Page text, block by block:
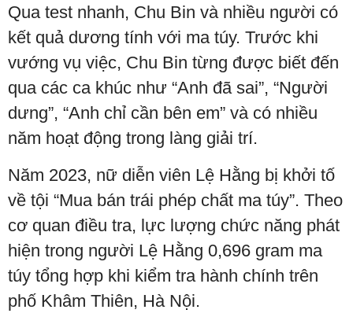
Qua test nhanh, Chu Bin và nhiều người có
kết quả dương tính với ma túy. Trước khi
vướng vụ việc, Chu Bin từng được biết đến
qua các ca khúc như “Anh đã sai”, “Người
dưng”, “Anh chỉ cần bên em” và có nhiều
năm hoạt động trong làng giải trí.
Năm 2023, nữ diễn viên Lệ Hằng bị khởi tố
về tội “Mua bán trái phép chất ma túy”. Theo
cơ quan điều tra, lực lượng chức năng phát
hiện trong người Lệ Hằng 0,696 gram ma
túy tổng hợp khi kiểm tra hành chính trên
phố Khâm Thiên, Hà Nội.